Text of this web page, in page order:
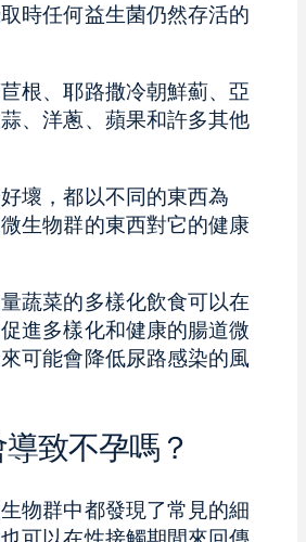
時任何益生菌仍然存活的
根、耶路撒冷朝鮮薊、亞
、洋蔥、蘋果和許多其他
壞，都以不同的東西為
生物群的東西對它的健康
蔬菜的多樣化飲食可以在
進多樣化和健康的腸道微
可能會降低尿路感染的風
致不孕嗎？
物群中都發現了常見的細